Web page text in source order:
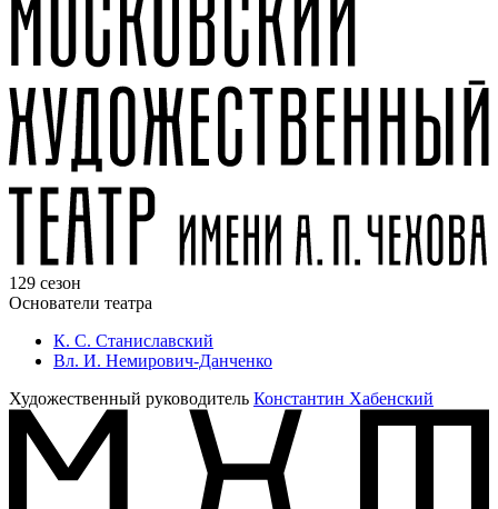
129 сезон
Основатели театра
К. С. Станиславский
Вл. И. Немирович-Данченко
Художественный руководитель Константин Хабенский